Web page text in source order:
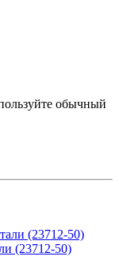
обычный
(23712-50)